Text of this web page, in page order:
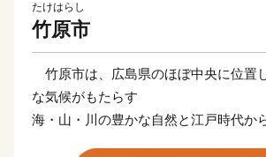
たけはらし
竹原市
竹原市は、広島県のほぼ中央に位置
な気候がもたらす
海・山・川の豊かな自然と江戸時代か